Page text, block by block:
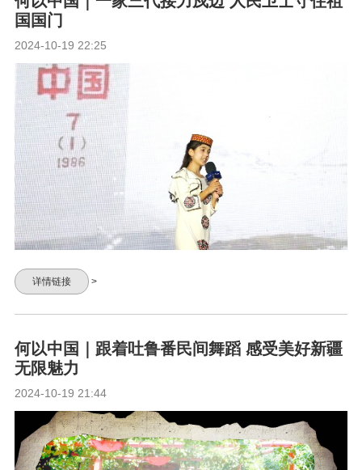
国国门
2024-10-19 22:25
详情链接 >
何以中国｜跟着吐鲁番民间舞蹈 感受美好新疆
无限魅力
2024-10-19 21:44